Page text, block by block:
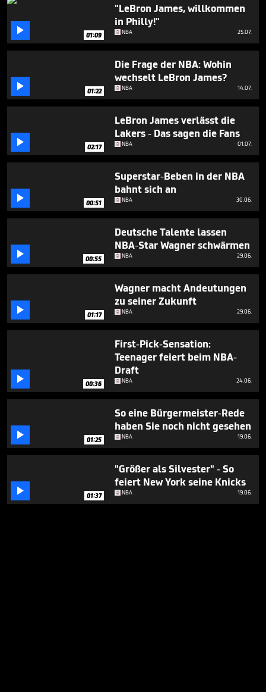
29
 01:09
"LeBron James, willkommen
in Philly!"
NBA 25.07.
 01:22
Die Frage der NBA: Wohin
wechselt LeBron James?
NBA 14.07.
 02:17
LeBron James verlässt die
Lakers - Das sagen die Fans
NBA 01.07.
 00:51
Superstar-Beben in der NBA
bahnt sich an
NBA 30.06.
 00:55
Deutsche Talente lassen
NBA-Star Wagner schwärmen
NBA 29.06.
 01:17
Wagner macht Andeutungen
zu seiner Zukunft
NBA 29.06.
 00:36
First-Pick-Sensation:
Teenager feiert beim NBA-
Draft
NBA 24.06.
 01:25
So eine Bürgermeister-Rede
haben Sie noch nicht gesehen
NBA 19.06.
 01:37
"Größer als Silvester" - So
feiert New York seine Knicks
NBA 19.06.